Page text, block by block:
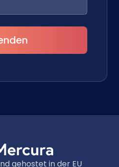
gehostet in der EU